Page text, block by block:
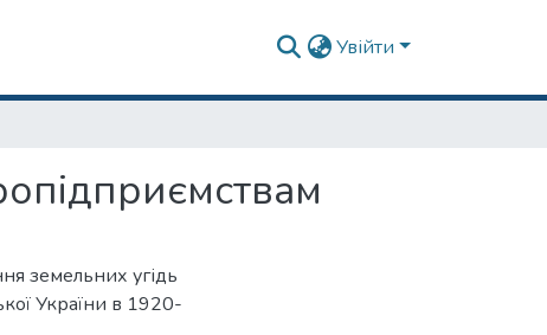
Увійти
земельних угідь
України в 1920-